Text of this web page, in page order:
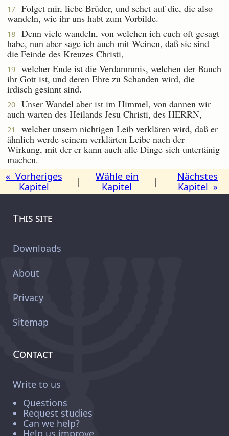
17
Folget mir, liebe Brüder, und sehet auf die, die also
wandeln, wie ihr uns habt zum Vorbilde.
18
Denn viele wandeln, von welchen ich euch oft gesagt
habe, nun aber sage ich auch mit Weinen, daß sie sind
die Feinde des Kreuzes Christi,
19
welcher Ende ist die Verdammnis, welchen der Bauch
ihr Gott ist, und deren Ehre zu Schanden wird, die
irdisch gesinnt sind.
20
Unser Wandel aber ist im Himmel, von dannen wir
auch warten des Heilands Jesu Christi, des HERRN,
21
welcher unsern nichtigen Leib verklären wird, daß er
ähnlich werde seinem verklärten Leibe nach der
Wirkung, mit der er kann auch alle Dinge sich untertänig
machen.
« Vorheriges
Kapitel
|
Wähle ein
Kapitel
|
Nächstes
Kapitel »
This site
Downloads
About
Privacy
Sitemap
Contact
Write to us
Questions
Request studies
Can we help?